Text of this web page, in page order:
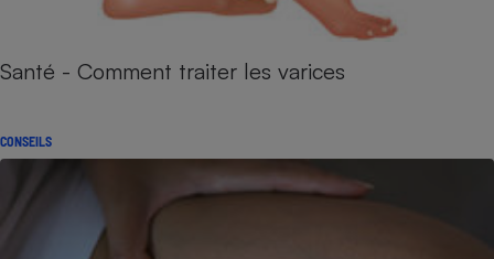
Santé - Comment traiter les varices
CONSEILS